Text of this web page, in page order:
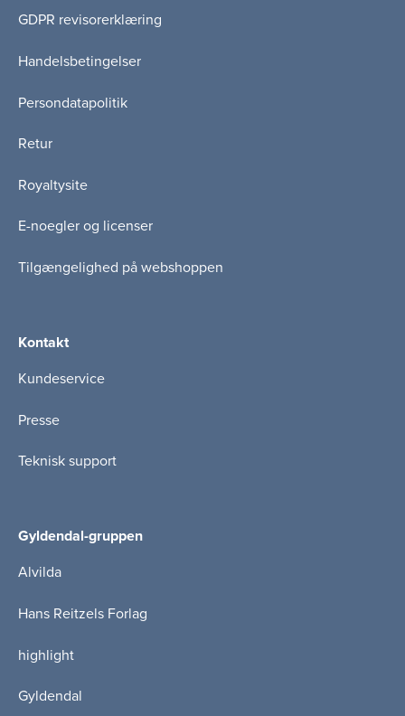
GDPR revisorerklæring
Handelsbetingelser
Persondatapolitik
Retur
Royaltysite
E-noegler og licenser
Tilgængelighed på webshoppen
Kontakt
Kundeservice
Presse
Teknisk support
Gyldendal-gruppen
Alvilda
Hans Reitzels Forlag
highlight
Gyldendal